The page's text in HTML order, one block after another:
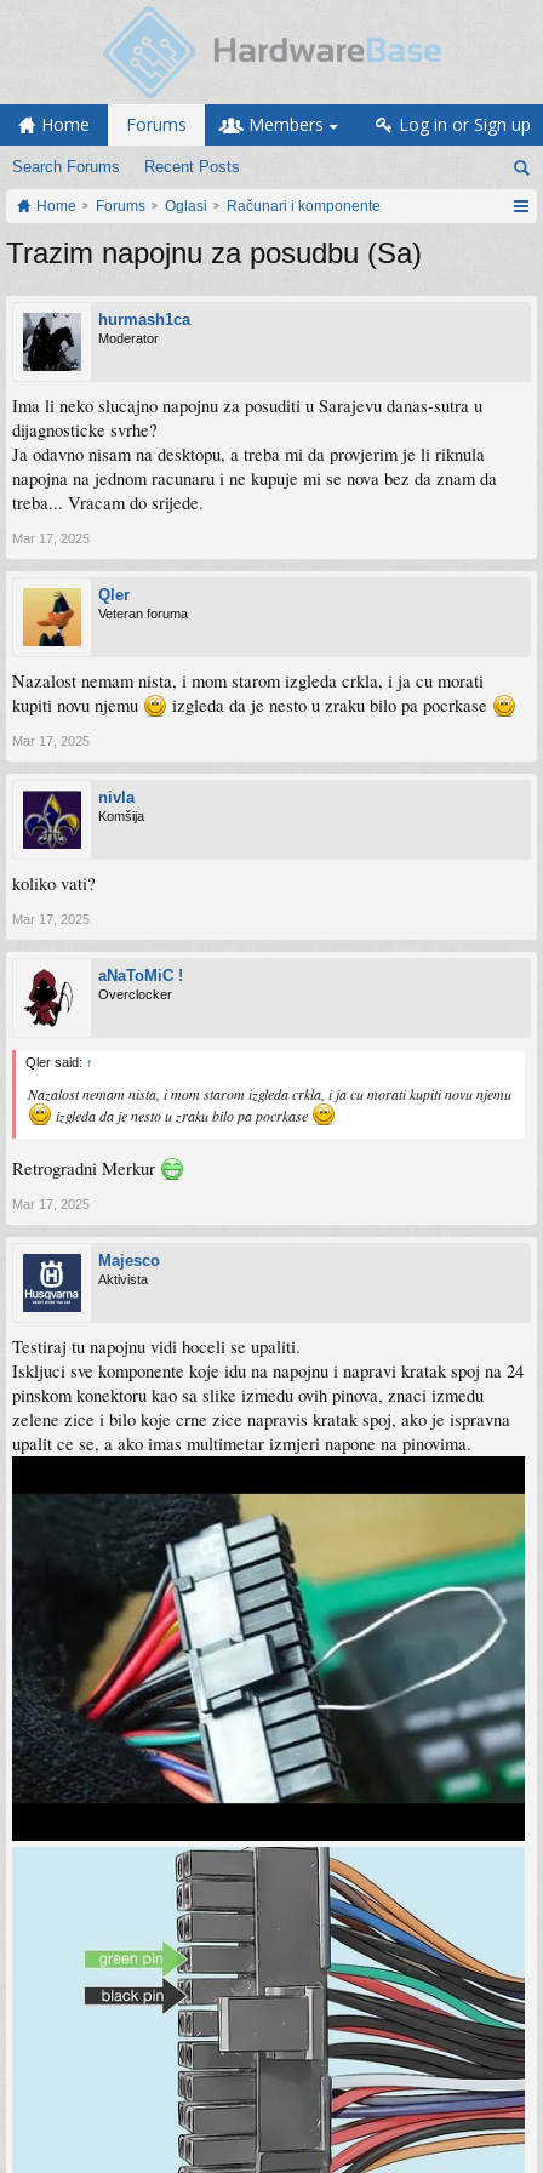
Home Forums
Search Forums Recent Posts
Members Log in or Sign up
Home Forums Oglasi Računari i komponente
Trazim napojnu za posudbu (Sa)
hurmash1ca
Moderator
Ima li neko slucajno napojnu za posuditi u Sarajevu danas-sutra u
dijagnosticke svrhe?
Ja odavno nisam na desktopu, a treba mi da provjerim je li riknula
napojna na jednom racunaru i ne kupuje mi se nova bez da znam da
treba... Vracam do srijede.
Mar 17, 2025
Qler
Veteran foruma
Nazalost nemam nista, i mom starom izgleda crkla, i ja cu morati
kupiti novu njemu
izgleda da je nesto u zraku bilo pa pocrkase
Mar 17, 2025
nivla
Komšija
koliko vati?
Mar 17, 2025
aNaToMiC !
Overclocker
Qler said: ↑
Nazalost nemam nista, i mom starom izgleda crkla, i ja cu morati kupiti novu njemu
izgleda da je nesto u zraku bilo pa pocrkase
Retrogradni Merkur
Mar 17, 2025
Majesco
Aktivista
Testiraj tu napojnu vidi hoceli se upaliti.
Iskljuci sve komponente koje idu na napojnu i napravi kratak spoj na 24
pinskom konektoru kao sa slike izmedu ovih pinova, znaci izmedu
zelene zice i bilo koje crne zice napravis kratak spoj, ako je ispravna
upalit ce se, a ako imas multimetar izmjeri napone na pinovima.